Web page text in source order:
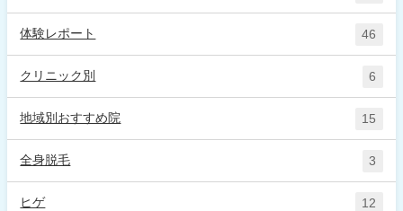
体験レポート 46
クリニック別 6
地域別おすすめ院 15
全身脱毛 3
ヒゲ 12